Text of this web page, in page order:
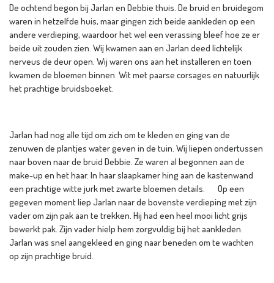
De ochtend begon bij Jarlan en Debbie thuis. De bruid en bruidegom
waren in hetzelfde huis, maar gingen zich beide aankleden op een
andere verdieping, waardoor het wel een verassing bleef hoe ze er
beide uit zouden zien. Wij kwamen aan en Jarlan deed lichtelijk
nerveus de deur open. Wij waren ons aan het installeren en toen
kwamen de bloemen binnen. Wit met paarse corsages en natuurlijk
het prachtige bruidsboeket.
Jarlan had nog alle tijd om zich om te kleden en ging van de
zenuwen de plantjes water geven in de tuin. Wij liepen ondertussen
naar boven naar de bruid Debbie. Ze waren al begonnen aan de
make-up en het haar. In haar slaapkamer hing aan de kastenwand
een prachtige witte jurk met zwarte bloemen details. Op een
gegeven moment liep Jarlan naar de bovenste verdieping met zijn
vader om zijn pak aan te trekken. Hij had een heel mooi licht grijs
bewerkt pak. Zijn vader hielp hem zorgvuldig bij het aankleden.
Jarlan was snel aangekleed en ging naar beneden om te wachten
op zijn prachtige bruid.